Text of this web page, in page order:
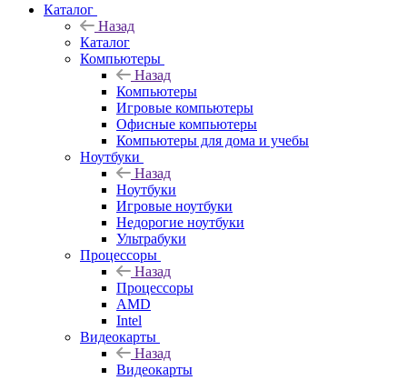
Каталог
Назад
Каталог
Компьютеры
Назад
Компьютеры
Игровые компьютеры
Офисные компьютеры
Компьютеры для дома и учебы
Ноутбуки
Назад
Ноутбуки
Игровые ноутбуки
Недорогие ноутбуки
Ультрабуки
Процессоры
Назад
Процессоры
AMD
Intel
Видеокарты
Назад
Видеокарты